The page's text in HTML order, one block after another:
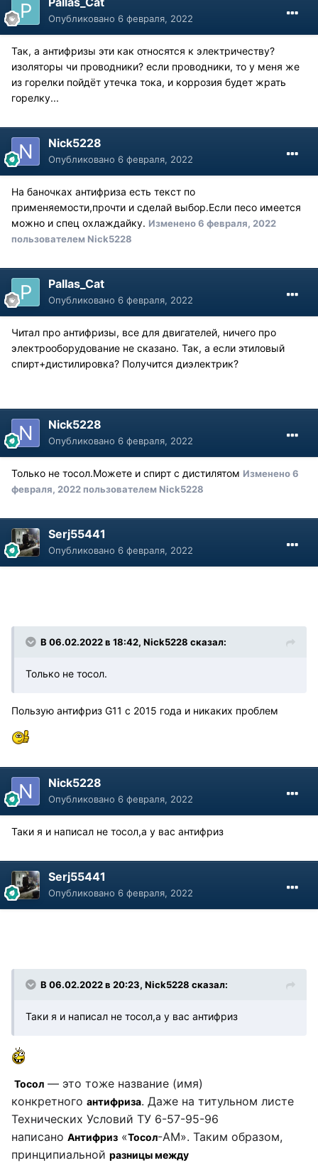
Опубликовано 6 февраля, 2022
Так, а антифризы эти как относятся к электричеству?
изоляторы чи проводники? если проводники, то у меня же
из горелки пойдёт утечка тока, и коррозия будет жрать
горелку...
Nick5228
Опубликовано 6 февраля, 2022
На баночках антифриза есть текст по
применяемости,прочти и сделай выбор.Если песо имеется
можно и спец охлаждайку. Изменено6 февраля, 2022
пользователем Nick5228
Pallas_Cat
Опубликовано 6 февраля, 2022
Читал про антифризы, все для двигателей, ничего про
электрооборудование не сказано. Так, а если этиловый
спирт+дистилировка? Получится диэлектрик?
Nick5228
Опубликовано 6 февраля, 2022
Только не тосол.Можете и спирт с дистилятом Изменено6
февраля, 2022пользователем Nick5228
Serj55441
Опубликовано 6 февраля, 2022
В 06.02.2022 в 18:42, Nick5228 сказал:
Только не тосол.
Пользую антифриз G11 c 2015 года и никаких проблем
Nick5228
Опубликовано 6 февраля, 2022
Таки я и написал не тосол,а у вас антифриз
Serj55441
Опубликовано 6 февраля, 2022
В 06.02.2022 в 20:23, Nick5228 сказал:
Таки я и написал не тосол,а у вас антифриз
Тосол — это тоже название (имя)
конкретного антифриза. Даже на титульном листе
Технических Условий ТУ 6-57-95-96
написано Антифриз «Тосол-АМ». Таким образом,
принципиальной разницы между